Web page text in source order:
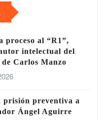
proceso al “R1”,
intelectual del
Carlos Manzo
prisión preventiva a
Ángel Aguirre